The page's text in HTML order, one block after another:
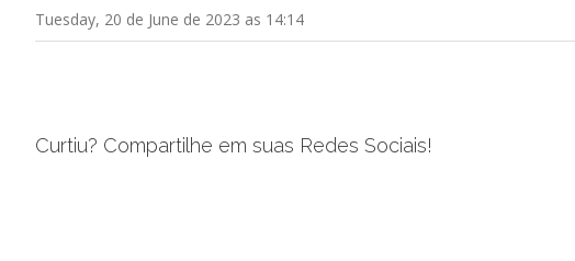
Tuesday, 20 de June de 2023 as 14:14
Curtiu? Compartilhe em suas Redes Sociais!